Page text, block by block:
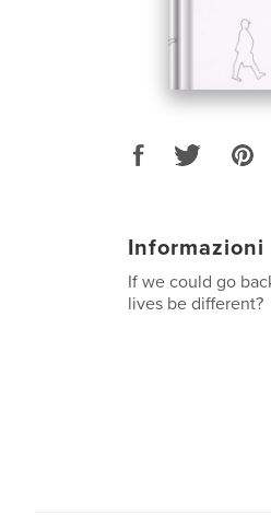
If we could go
lives be different?